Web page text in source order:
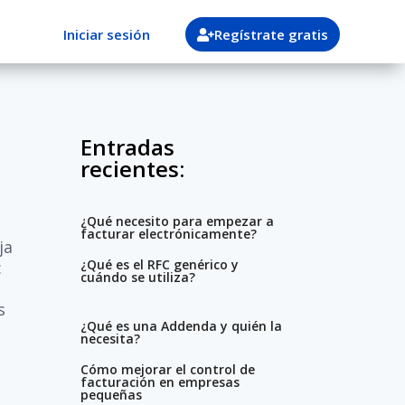
Iniciar sesión Regístrate gratis
Entradas
recientes:
¿Qué necesito para empezar a
facturar electrónicamente?
¿Qué es el RFC genérico y
cuándo se utiliza?
¿Qué es una Addenda y quién la
necesita?
Cómo mejorar el control de
facturación en empresas
pequeñas